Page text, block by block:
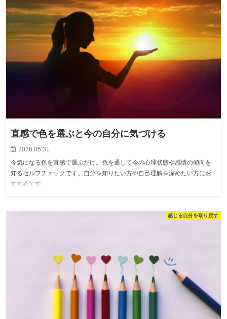
直感で色を選ぶと今の自分に気づける
2026.05.31
今気になる色を直感で選ぶだけ。色を通して今の心理状態や感情の傾向を
知るセルフチェックです。自分を知りたい方や自己理解を深めたい方にお
すすめです。
感じる自分を取り戻す